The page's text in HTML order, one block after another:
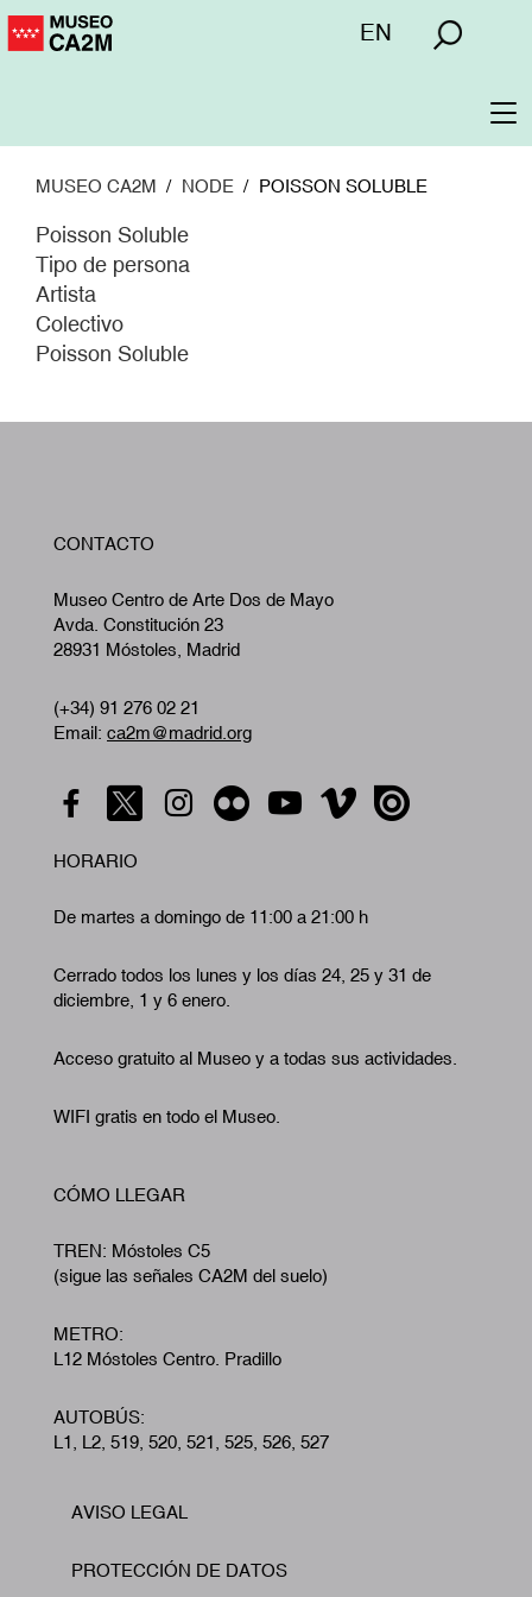
Pasar
Menú
EN
MUSEO CA2M NODE POISSON SOLUBLE
Poisson Soluble
Tipo de persona
Artista
Colectivo
Poisson Soluble
CONTACTO
Museo Centro de Arte Dos de Mayo
Avda. Constitución 23
28931 Móstoles, Madrid
(+34) 91 276 02 21
Email: ca2m@madrid.org
HORARIO
De martes a domingo de 11:00 a 21:00 h
Cerrado todos los lunes y los días 24, 25 y 31 de
diciembre, 1 y 6 enero.
Acceso gratuito al Museo y a todas sus actividades.
WIFI gratis en todo el Museo.
CÓMO LLEGAR
TREN: Móstoles C5
(sigue las señales CA2M del suelo)
METRO:
L12 Móstoles Centro. Pradillo
AUTOBÚS:
L1, L2, 519, 520, 521, 525, 526, 527
Footer
AVISO LEGAL
PROTECCIÓN DE DATOS